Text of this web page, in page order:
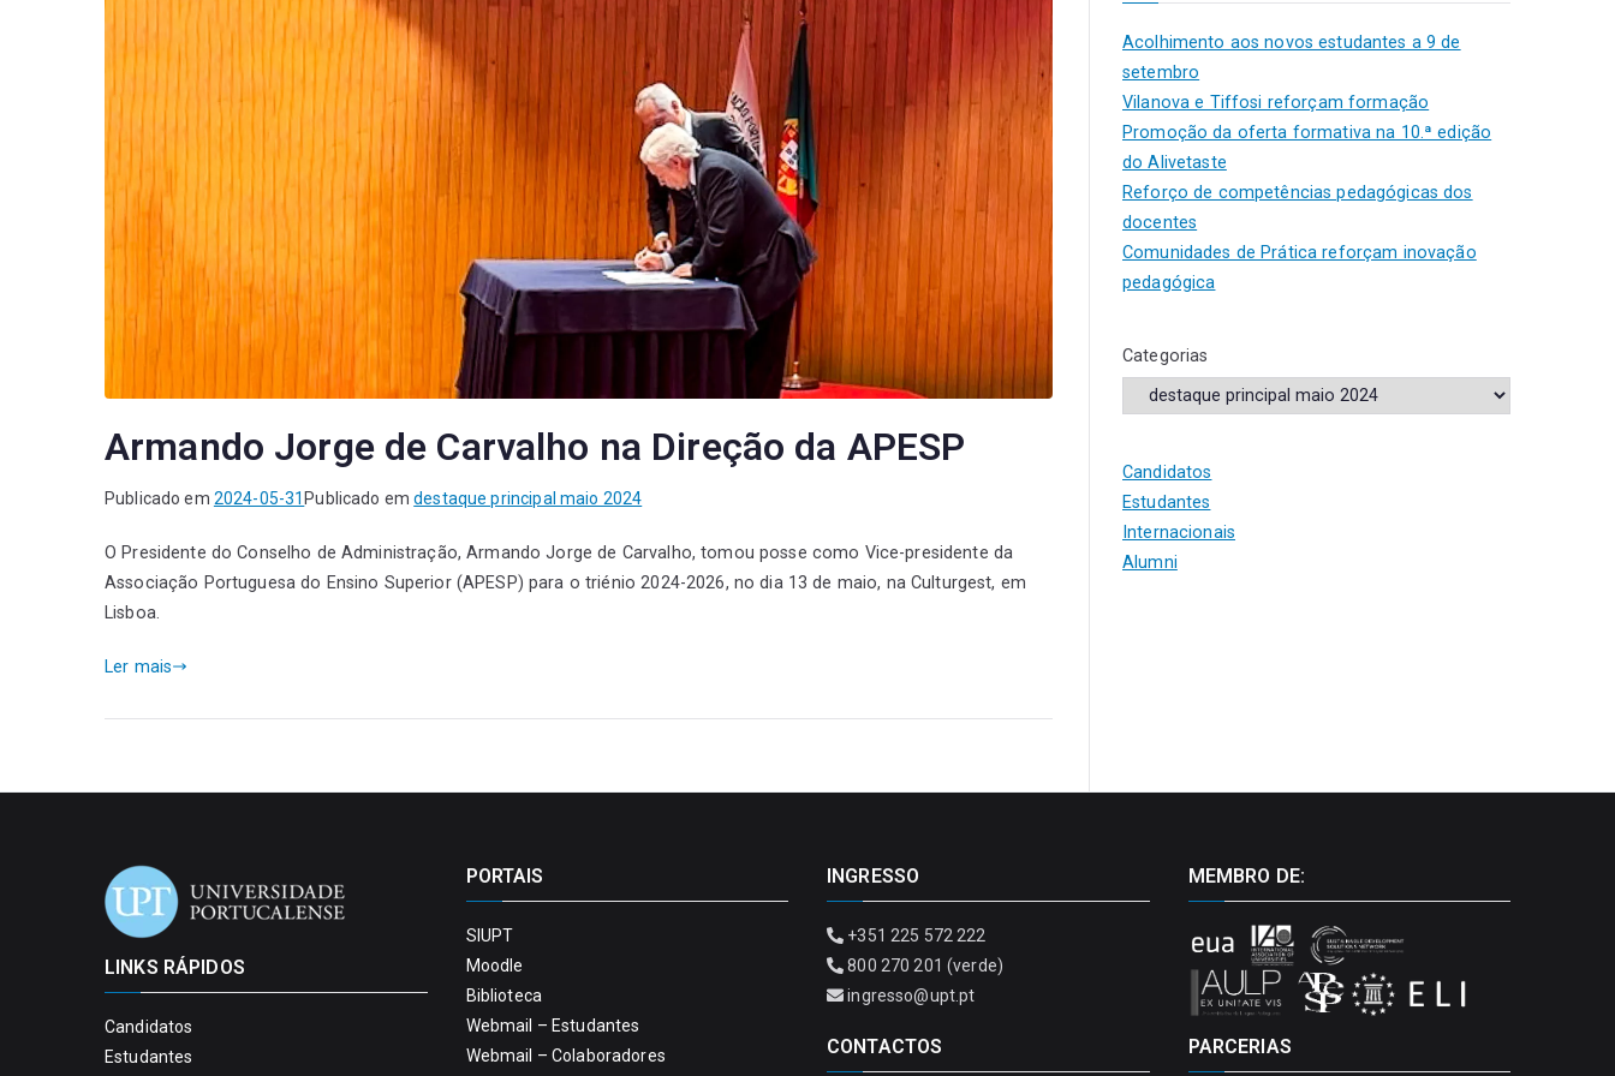
Armando Jorge de Carvalho na Direção da APESP
Publicado em 2024-05-31Publicado emdestaque principal maio 2024
O Presidente do Conselho de Administração, Armando Jorge de Carvalho, tomou posse como Vice-presidente da
Associação Portuguesa do Ensino Superior (APESP) para o triénio 2024-2026, no dia 13 de maio, na Culturgest, em
Lisboa.
Ler mais
Acolhimento aos novos estudantes a 9 de
setembro
Vilanova e Tiffosi reforçam formação
Promoção da oferta formativa na 10.ª edição
do Alivetaste
Reforço de competências pedagógicas dos
docentes
Comunidades de Prática reforçam inovação
pedagógica
Categorias
Candidatos
Estudantes
Internacionais
Alumni
LINKS RÁPIDOS
Candidatos
Estudantes
PORTAIS
SIUPT
Moodle
Biblioteca
Webmail – Estudantes
Webmail – Colaboradores
INGRESSO
+351 225 572 222
800 270 201 (verde)
ingresso@upt.pt
CONTACTOS
MEMBRO DE:
PARCERIAS